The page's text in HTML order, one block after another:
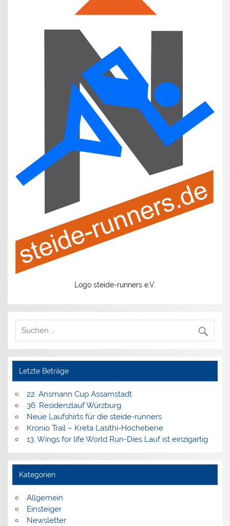
Logo steide-runners e.V.
Letzte Beträge
22. Ansmann Cup Assamstadt
36. Residenzlauf Würzburg
Neue Laufshirts für die steide-runners
Kronio Trail – Kreta Lasithi-Hochebene
13. Wings for life World Run-Dies Lauf ist einzigartig
Kategorien
Allgemein
Einsteiger
Newsletter